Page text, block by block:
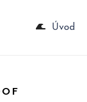
Úvod